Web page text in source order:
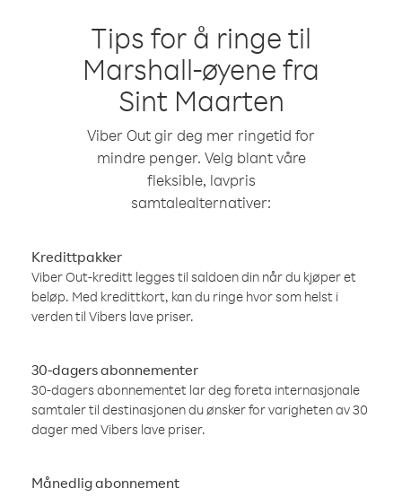
Tips for å ringe til
Marshall-øyene fra
Sint Maarten
Viber Out gir deg mer ringetid for
mindre penger. Velg blant våre
fleksible, lavpris
samtalealternativer:
Kredittpakker
Viber Out-kreditt legges til saldoen din når du kjøper et
beløp. Med kredittkort, kan du ringe hvor som helst i
verden til Vibers lave priser.
30-dagers abonnementer
30-dagers abonnementet lar deg foreta internasjonale
samtaler til destinasjonen du ønsker for varigheten av 30
dager med Vibers lave priser.
Månedlig abonnement